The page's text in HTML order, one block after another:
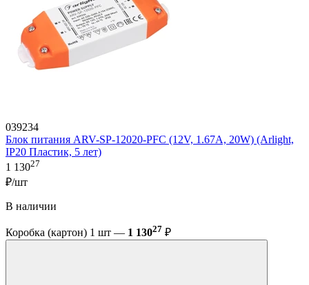
039234
Блок питания ARV-SP-12020-PFC (12V, 1.67A, 20W) (Arlight,
IP20 Пластик, 5 лет)
1 13027
₽/шт
В наличии
Коробка (картон) 1 шт — 1 13027 ₽